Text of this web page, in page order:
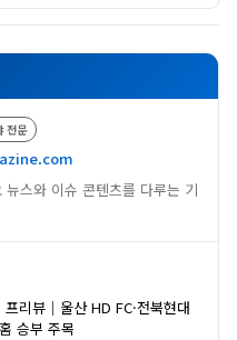
전문
뉴스와 이슈 콘텐츠를 다루는 기
리뷰｜울산 HD FC·전북현대
승부 주목